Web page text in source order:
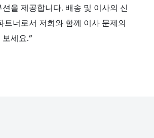
을 제공합니다. 배송 및 이사의 신
트너로서 저희와 함께 이사 문제의
세요.”